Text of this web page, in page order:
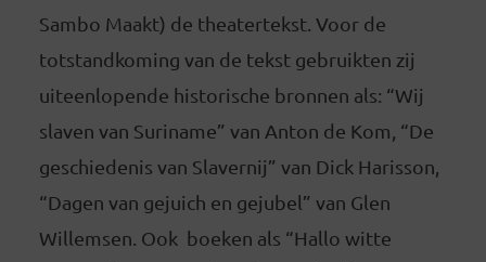
Sambo Maakt) de theatertekst. Voor de
totstandkoming van de tekst gebruikten zij
uiteenlopende historische bronnen als: “Wij
slaven van Suriname” van Anton de Kom, “De
geschiedenis van Slavernij” van Dick Harisson,
“Dagen van gejuich en gejubel” van Glen
Willemsen. Ook boeken als “Hallo witte